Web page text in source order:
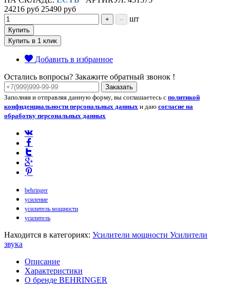
24216 руб 25490 руб
+ – шт
Купить
Купить в 1 клик
Добавить в избранное
Остались вопросы? Закажите обратный звонок !
Заказать
Заполняя и отправляя данную форму, вы соглашаетесь с политикой
конфиденциальности персональных данных и даю согласие на
обработку персональных данных
behringer
усиление
усилитель мощности
усилитель
Находится в категориях: Усилители мощности Усилители
звука
Описание
Характеристики
О бренде BEHRINGER